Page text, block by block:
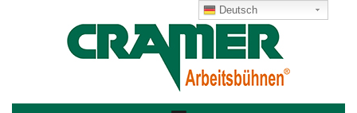
Deutsch